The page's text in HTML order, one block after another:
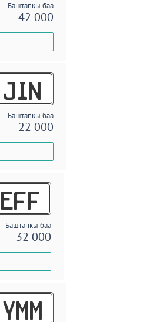
Баштапкы баа
42 000
JIN
Баштапкы баа
22 000
EFF
Баштапкы баа
32 000
YMM